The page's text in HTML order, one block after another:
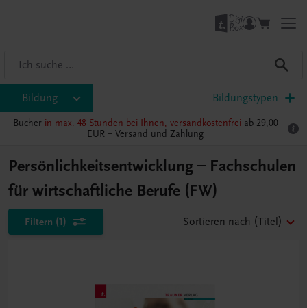
Bildung Bildungstypen
Bücher in max. 48 Stunden bei Ihnen, versandkostenfrei ab 29,00
EUR – Versand und Zahlung
Persönlichkeitsentwicklung – Fachschulen
für wirtschaftliche Berufe (FW)
Filtern (1) Sortieren nach (Titel)